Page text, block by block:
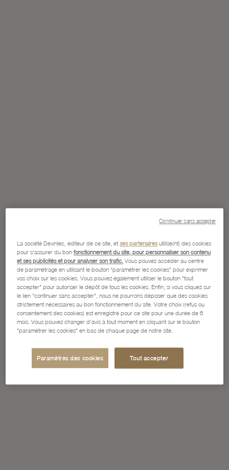
La société Devinlec, éditeur de ce site, etses partenairesutilise(nt) des cookies
pour s'assurer du bonfonctionnement du site, pour personnaliser son contenu
et ses publicités et pour analyser son trafic. Vous pouvez accéder au centre
de paramétrage en utilisant le bouton “paramétrer les cookies” pour exprimer
vos choix sur les cookies. Vous pouvez également utiliser le bouton "tout
accepter" pour autoriser le dépôt de tous les cookies. Enfin, si vous cliquez sur
le lien "continuer sans accepter", nous ne pourrons déposer que des cookies
strictement nécessaires au bon fonctionnement du site. Votre choix (refus ou
consentement des cookies) est enregistré pour ce site pour une durée de 6
mois. Vous pouvez changer d'avis à tout moment en cliquant sur le bouton
"paramétrer les cookies" en bas de chaque page de notre site.
Paramètres des cookies Tout accepter
Continuer sans accepter